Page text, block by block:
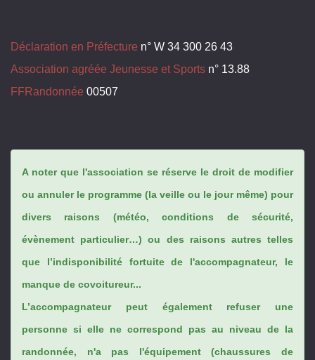
Déclaration en Préfecture n° W 34 300 26 43
Association agréée Jeunesse et Sports n° 13.88
FFRandonnée 00507
A noter que l'association se réserve le droit de modifier
ou annuler le programme (la veille ou le jour même) pour
divers raisons (météo, conditions de sécurité,
évènement particulier…) ou des raisons autres telles
que l’indisponibilité fortuite de l'accompagnateur, le
manque de covoitureur...
L’accompagnateur peut également refuser une
personne si elle ne correspond pas au niveau de la
randonnée, n'a pas l'équipement (chaussures de